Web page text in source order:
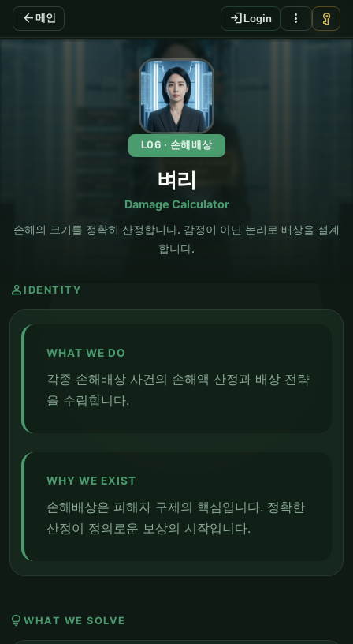
arrow_back 메인 login Login more_vert vpn_key
EN
L06 · 손해배상
벼리
Damage Calculator
손해의 크기를 정확히 산정합니다. 감정이 아닌 논리로 배상을 설계
합니다.
person IDENTITY
WHAT WE DO
각종 손해배상 사건의 손해액 산정과 배상 전략
을 수립합니다.
WHY WE EXIST
손해배상은 피해자 구제의 핵심입니다. 정확한
산정이 정의로운 보상의 시작입니다.
lightbulb WHAT WE SOLVE